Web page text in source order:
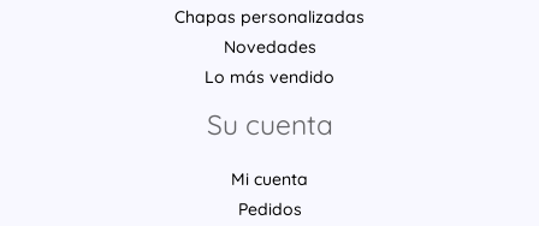
Chapas personalizadas
Novedades
Lo más vendido
Su cuenta
Mi cuenta
Pedidos